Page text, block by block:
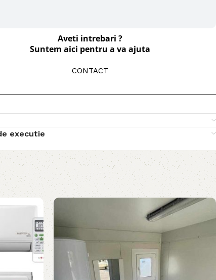
Aveti intrebari ?
Suntem aici pentru a va ajuta
CONTACT
executie